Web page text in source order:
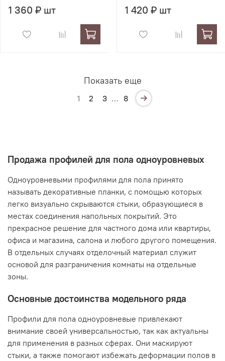
1 360 ₽ шт 1 420 ₽ шт
Показать еще
1 2 3 … 8
Продажа профилей для пола одноуровневых
Одноуровневыми профилями для пола принято
называть декоративные планки, с помощью которых
легко визуально скрываются стыки, образующиеся в
местах соединения напольных покрытий. Это
прекрасное решение для частного дома или квартиры,
офиса и магазина, салона и любого другого помещения.
В отдельных случаях отделочный материал служит
основой для разграничения комнаты на отдельные
зоны.
Основные достоинства модельного ряда
Профили для пола одноуровневые привлекают
внимание своей универсальностью, так как актуальны
для применения в разных сферах. Они маскируют
стыки, а также помогают избежать деформации полов в